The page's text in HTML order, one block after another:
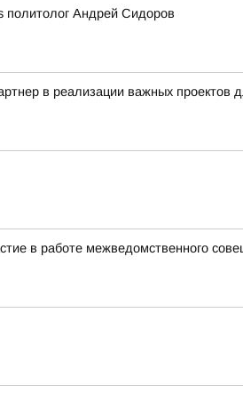
политолог Андрей Сидоров
в реализации важных проектов
в работе межведомственного